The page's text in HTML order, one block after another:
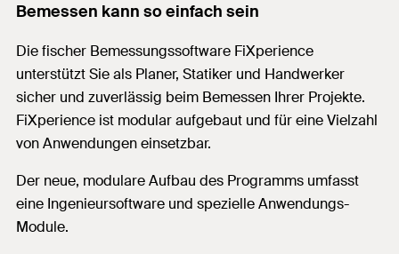
Bemessen kann so einfach sein
Die fischer Bemessungssoftware FiXperience
unterstützt Sie als Planer, Statiker und Handwerker
sicher und zuverlässig beim Bemessen Ihrer Projekte.
FiXperience ist modular aufgebaut und für eine Vielzahl
von Anwendungen einsetzbar.
Der neue, modulare Aufbau des Programms umfasst
eine Ingenieursoftware und spezielle Anwendungs-
Module.